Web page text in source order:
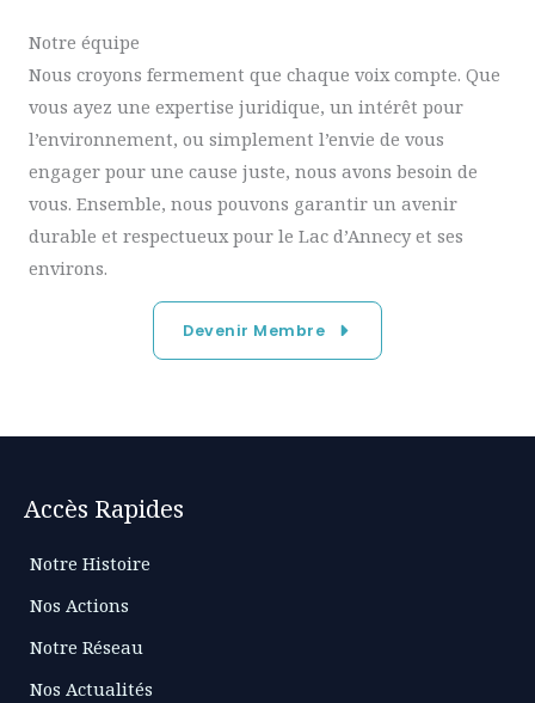
Notre équipe
Nous croyons fermement que chaque voix compte. Que
vous ayez une expertise juridique, un intérêt pour
l’environnement, ou simplement l’envie de vous
engager pour une cause juste, nous avons besoin de
vous. Ensemble, nous pouvons garantir un avenir
durable et respectueux pour le Lac d’Annecy et ses
environs.
Devenir Membre
Accès Rapides
Notre Histoire
Nos Actions
Notre Réseau
Nos Actualités